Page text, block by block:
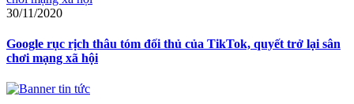
30/11/2020
Google rục rịch thâu tóm đối thủ của TikTok, quyết trở lại sân
chơi mạng xã hội